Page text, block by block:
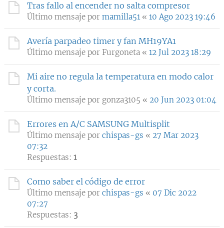
Tras fallo al encender no salta compresor
Último mensaje por mamilla51« 10 Ago 2023 19:46
Avería parpadeo timer y fan MH19YA1
Último mensaje por Furgoneta « 12 Jul 2023 18:29
Mi aire no regula la temperatura en modo calor
y corta.
Último mensaje por gonza3105 « 20 Jun 2023 01:04
Errores en A/C SAMSUNG Multisplit
Último mensaje por chispas-gs « 27 Mar 2023
07:32
Respuestas: 1
Como saber el código de error
Último mensaje por chispas-gs « 07 Dic 2022
07:27
Respuestas: 3